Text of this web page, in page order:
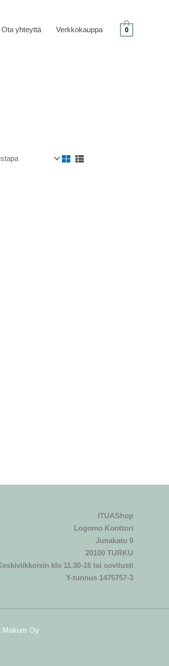
Ota yhteyttä Verkkokauppa 0
ITUAShop
Logomo Konttori
Junakatu 9
20100 TURKU
klo 11.30-16 tai sovitusti
Y-tunnus 1475757-3
Makum Oy